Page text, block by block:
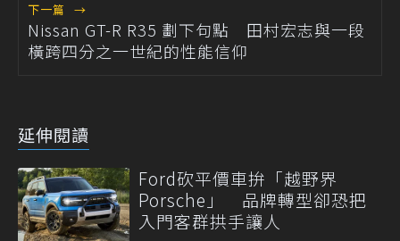
下一篇 →
Nissan GT-R R35 劃下句點 田村宏志與一段
橫跨四分之一世紀的性能信仰
延伸閱讀
Ford砍平價車拚「越野界
Porsche」 品牌轉型卻恐把
入門客群拱手讓人